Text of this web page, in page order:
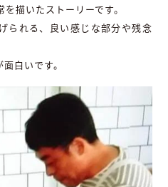
描いたストーリーです。
られる、良い感じな部分や残念
白いです。